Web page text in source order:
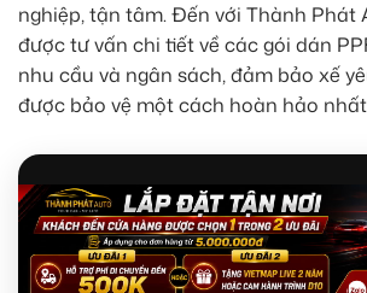
nghiệp, tận tâm. Đến với Thành Phát
được tư vấn chi tiết về các gói dán
nhu cầu và ngân sách, đảm bảo xế
được bảo vệ một cách hoàn hảo